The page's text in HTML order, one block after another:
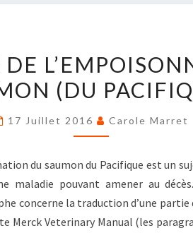
MALADIE
DE
AU
SAUMON
(DU
PACIFIQUE)
(DU
17 Juillet 2016 Carole Marret
du saumon du Pacifique est un
maladie pouvant amener au
concerne la traduction d’une partie
Merck Veterinary Manual (les